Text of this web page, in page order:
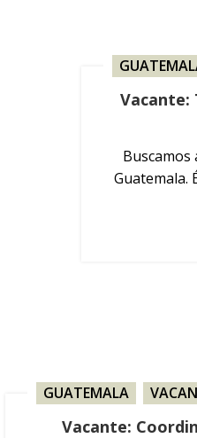
Vacante:
Guatemala.
GUATEMALA
Vacante: